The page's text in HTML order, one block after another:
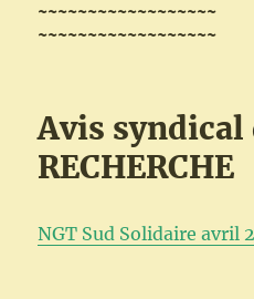
~~~~~~~~~~~~~~~~~~
~~~~~~~~~~~~~~~~~~
Avis syndical
RECHERCHE
NGT Sud Solidaire avril